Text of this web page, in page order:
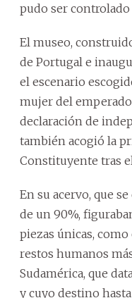
pudo ser
El museo,
de Portugal e
el escenario
mujer del
declaración de
también acogió la
Constituyente tras
En su acervo, que
de un 90%,
piezas únicas,
restos humanos
Sudamérica, que
y cuyo destino